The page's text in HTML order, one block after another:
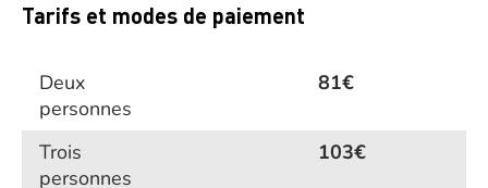
Tarifs et modes de paiement
Deux
personnes
81€
Trois
personnes
103€